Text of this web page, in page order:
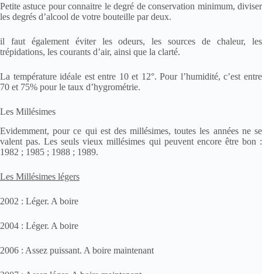
Petite astuce pour connaitre le degré de conservation minimum, diviser
les degrés d’alcool de votre bouteille par deux.
il faut également éviter les odeurs, les sources de chaleur, les
trépidations, les courants d’air, ainsi que la clarté.
La température idéale est entre 10 et 12°. Pour l’humidité, c’est entre
70 et 75% pour le taux d’hygrométrie.
Les Millésimes
Evidemment, pour ce qui est des millésimes, toutes les années ne se
valent pas. Les seuls vieux millésimes qui peuvent encore être bon :
1982 ; 1985 ; 1988 ; 1989.
Les Millésimes légers
2002 : Léger. A boire
2004 : Léger. A boire
2006 : Assez puissant. A boire maintenant